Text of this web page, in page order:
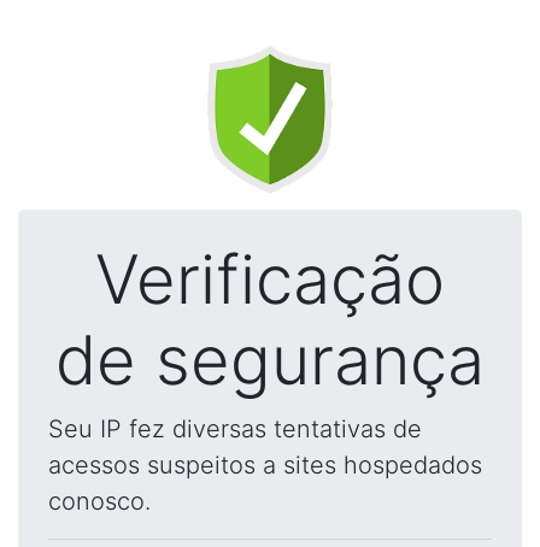
Verificação
de segurança
Seu IP fez diversas tentativas de
acessos suspeitos a sites hospedados
conosco.